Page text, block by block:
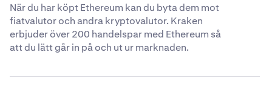
När du har köpt Ethereum kan du byta dem mot
fiatvalutor och andra kryptovalutor. Kraken
erbjuder över 200 handelspar med Ethereum så
att du lätt går in på och ut ur marknaden.